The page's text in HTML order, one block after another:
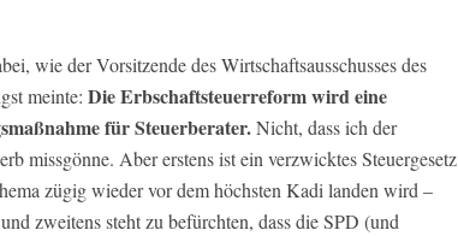
wie der Vorsitzende des Wirtschaftsausschusses des
meinte: Die Erbschaftsteuerreform wird eine
für Steuerberater.Nicht, dass ich der
missgönne. Aber erstens ist ein verzwicktes Steuergesetz
zügig wieder vor dem höchsten Kadi landen wird –
zweitens steht zu befürchten, dass die SPD (und